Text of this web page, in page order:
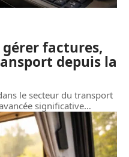
factures,
depuis la
le secteur du transport
significative…